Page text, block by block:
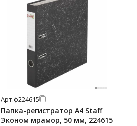
Арт.ф224615
Папка-регистратор А4 Staff
Эконом мрамор, 50 мм, 224615